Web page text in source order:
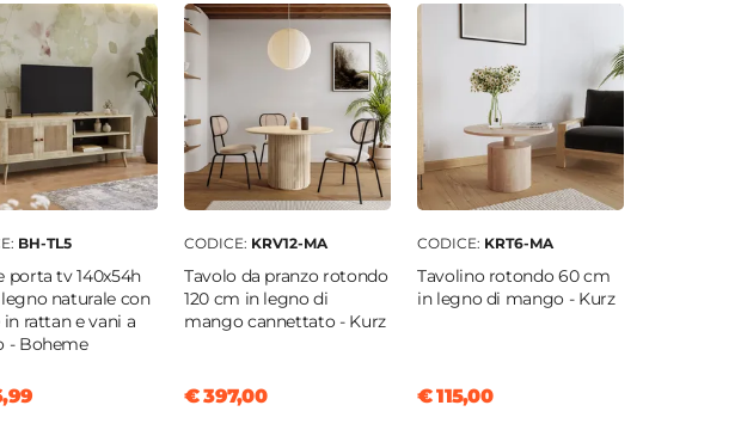
BH-TL5
porta tv 140x54h
naturale con
in rattan e vani a
- Boheme
CODICE: KRV12-MA
Tavolo da pranzo rotondo
120 cm in legno di
mango cannettato - Kurz
€ 397,00
CODICE: KRT6-MA
Tavolino rotondo 60 cm
in legno di mango - Kurz
€ 115,00